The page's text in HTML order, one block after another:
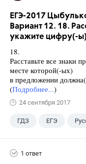
ЕГЭ-2017
Вариант 12. 18.
укажите цифру(-
18.
Расставьте все знаки
месте которой(-ых)
в предложении
(Подробнее...)
24 сентября 2017
ГДЗ ЕГЭ
1 ответ